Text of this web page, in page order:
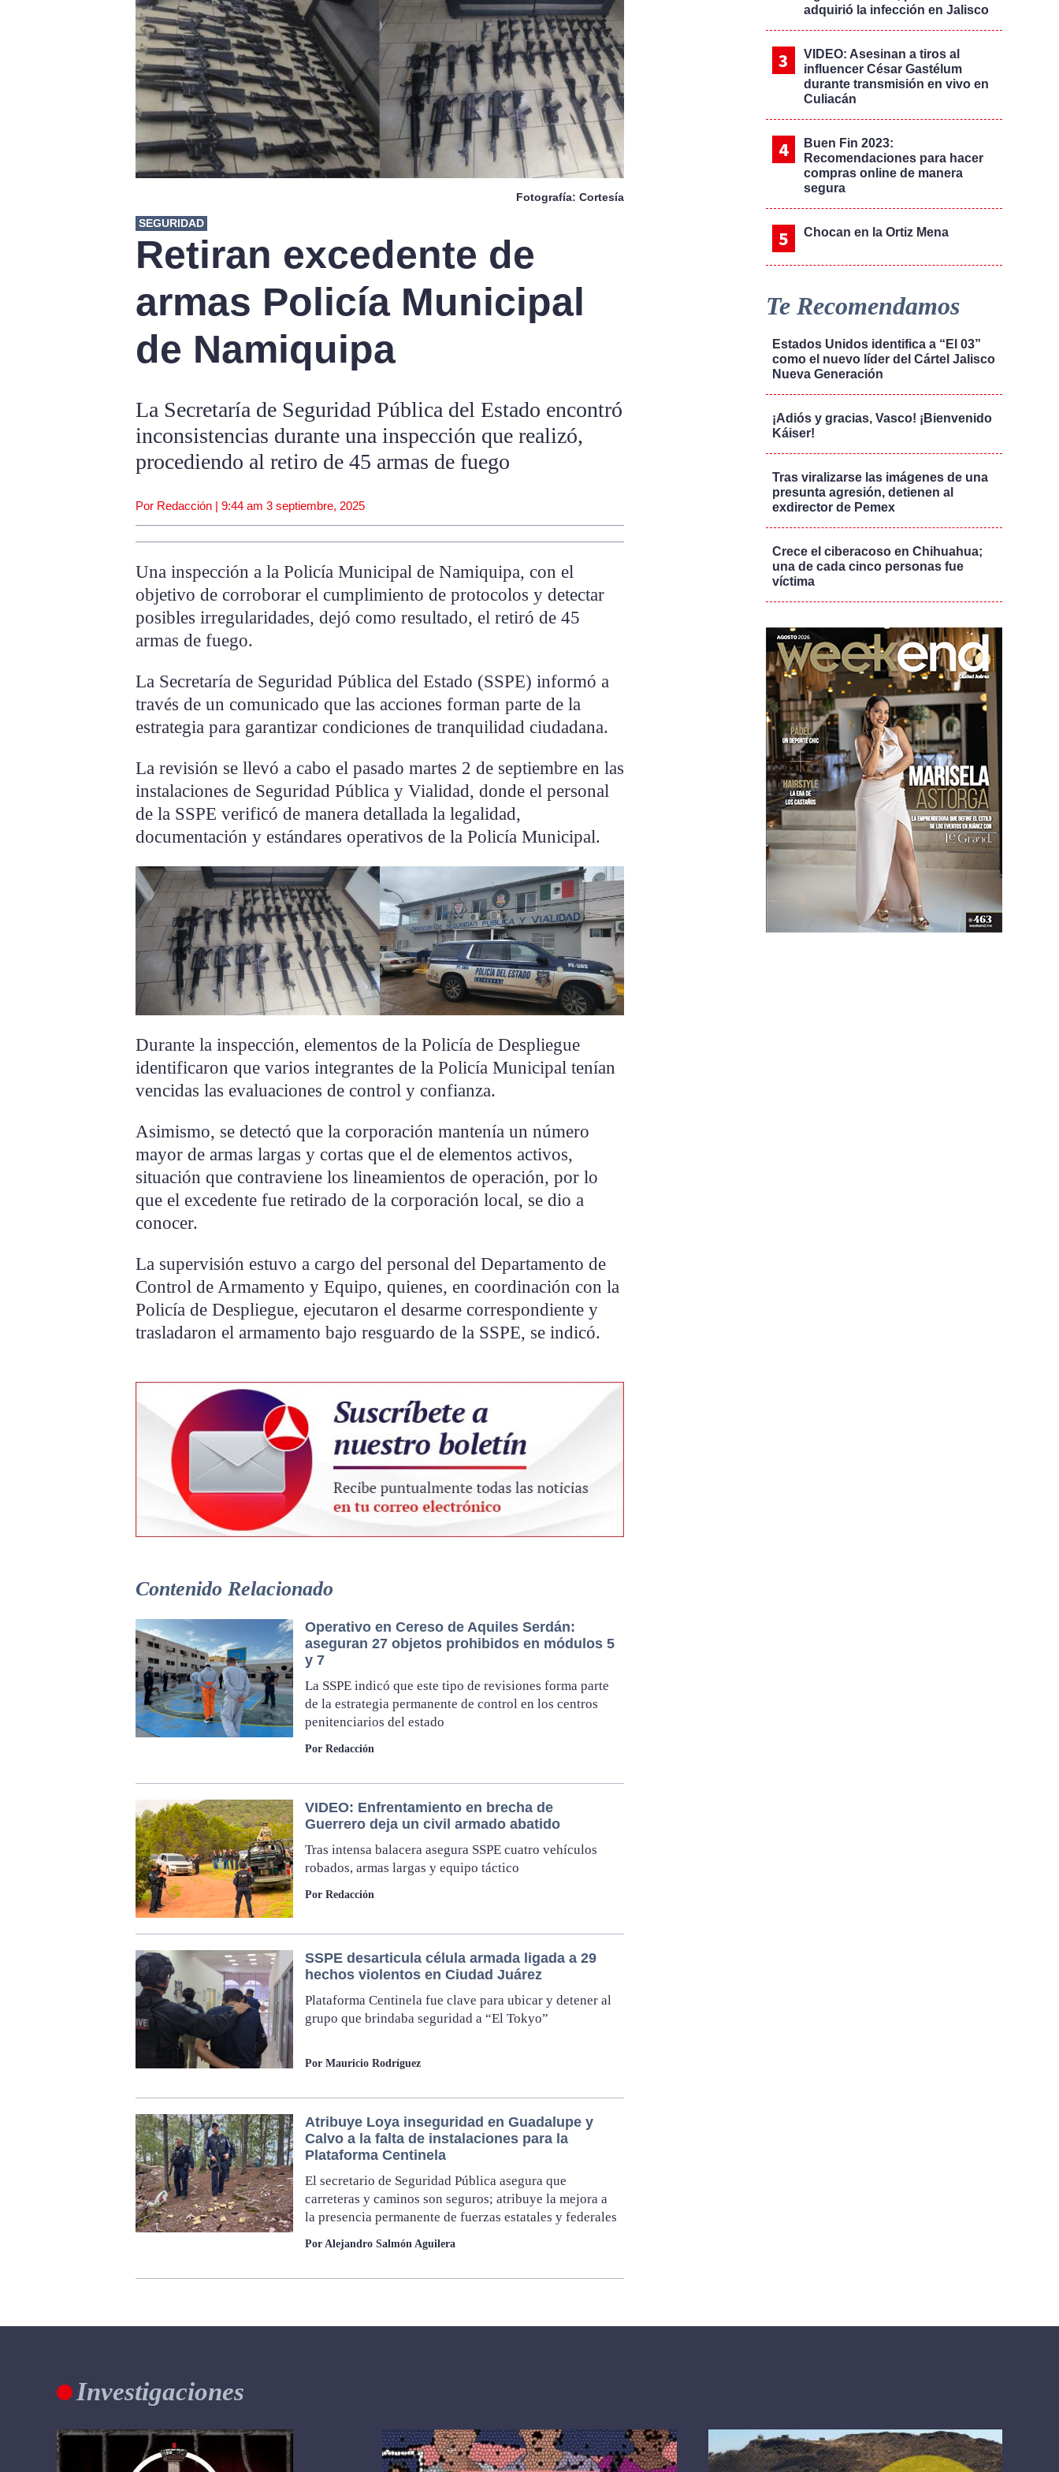
Fotografía: Cortesía
SEGURIDAD
Retiran excedente de
armas Policía Municipal
de Namiquipa
La Secretaría de Seguridad Pública del Estado encontró
inconsistencias durante una inspección que realizó,
procediendo al retiro de 45 armas de fuego
Por Redacción | 9:44 am 3 septiembre, 2025
Una inspección a la Policía Municipal de Namiquipa, con el
objetivo de corroborar el cumplimiento de protocolos y detectar
posibles irregularidades, dejó como resultado, el retiró de 45
armas de fuego.
La Secretaría de Seguridad Pública del Estado (SSPE) informó a
través de un comunicado que las acciones forman parte de la
estrategia para garantizar condiciones de tranquilidad ciudadana.
La revisión se llevó a cabo el pasado martes 2 de septiembre en las
instalaciones de Seguridad Pública y Vialidad, donde el personal
de la SSPE verificó de manera detallada la legalidad,
documentación y estándares operativos de la Policía Municipal.
Durante la inspección, elementos de la Policía de Despliegue
identificaron que varios integrantes de la Policía Municipal tenían
vencidas las evaluaciones de control y confianza.
Asimismo, se detectó que la corporación mantenía un número
mayor de armas largas y cortas que el de elementos activos,
situación que contraviene los lineamientos de operación, por lo
que el excedente fue retirado de la corporación local, se dio a
conocer.
La supervisión estuvo a cargo del personal del Departamento de
Control de Armamento y Equipo, quienes, en coordinación con la
Policía de Despliegue, ejecutaron el desarme correspondiente y
trasladaron el armamento bajo resguardo de la SSPE, se indicó.
Contenido Relacionado
Operativo en Cereso de Aquiles Serdán:
aseguran 27 objetos prohibidos en módulos 5
y 7
La SSPE indicó que este tipo de revisiones forma parte
de la estrategia permanente de control en los centros
penitenciarios del estado
Por Redacción
VIDEO: Enfrentamiento en brecha de
Guerrero deja un civil armado abatido
Tras intensa balacera asegura SSPE cuatro vehículos
robados, armas largas y equipo táctico
Por Redacción
SSPE desarticula célula armada ligada a 29
hechos violentos en Ciudad Juárez
Plataforma Centinela fue clave para ubicar y detener al
grupo que brindaba seguridad a “El Tokyo”
Por Mauricio Rodríguez
Atribuye Loya inseguridad en Guadalupe y
Calvo a la falta de instalaciones para la
Plataforma Centinela
El secretario de Seguridad Pública asegura que
carreteras y caminos son seguros; atribuye la mejora a
la presencia permanente de fuerzas estatales y federales
Por Alejandro Salmón Aguilera
adquirió la infección en Jalisco
VIDEO: Asesinan a tiros al
influencer César Gastélum
durante transmisión en vivo en
Culiacán
Buen Fin 2023:
Recomendaciones para hacer
compras online de manera
segura
Chocan en la Ortiz Mena
Te Recomendamos
Estados Unidos identifica a “El 03”
como el nuevo líder del Cártel Jalisco
Nueva Generación
¡Adiós y gracias, Vasco! ¡Bienvenido
Káiser!
Tras viralizarse las imágenes de una
presunta agresión, detienen al
exdirector de Pemex
Crece el ciberacoso en Chihuahua;
una de cada cinco personas fue
víctima
Investigaciones